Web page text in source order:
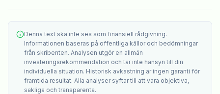
Denna text ska inte ses som finansiell rådgivning.
Informationen baseras på offentliga källor och bedömningar
från skribenten. Analysen utgör en allmän
investeringsrekommendation och tar inte hänsyn till din
individuella situation. Historisk avkastning är ingen garanti för
framtida resultat. Alla analyser syftar till att vara objektiva,
sakliga och transparenta.